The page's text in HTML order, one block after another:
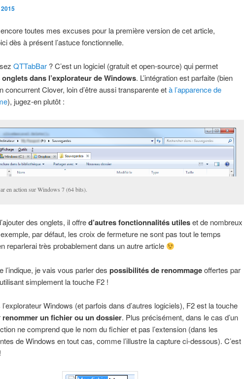
encore toutes mes excuses pour la première version de cet article,
dès à présent l’astuce fonctionnelle.
QTTabBar? C’est un logiciel (gratuit et open-source) qui permet
dans l’explorateur de Windows. L’intégration est parfaite (bien
concurrent Clover, loin d’être aussi transparente età l’apparence de
), jugez-en plutôt :
en action sur Windows 7 (64 bits).
des onglets, il offred’autres fonctionnalités utileset de nombreux
par défaut, les croix de fermeture ne sont pas tout le temps
reparlerai très probablement dans un autre article
l’indique, je vais vous parler des possibilités de renommageoffertes par
simplement la touche F2 !
Windows (et parfois dans d’autres logiciels), F2 est la touche
renommer un fichier ou un dossier. Plus précisément, dans le cas d’un
ne comprend que le nom du fichier et pas l’extension (dans les
de Windows en tout cas, comme l’illustre la capture ci-dessous). C’est